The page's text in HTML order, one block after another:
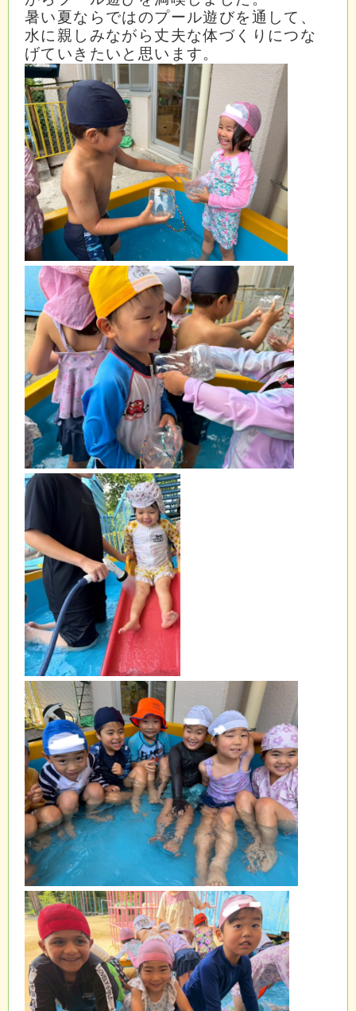
暑い夏ならではのプール遊びを通して、
水に親しみながら丈夫な体づくりにつな
げていきたいと思います。